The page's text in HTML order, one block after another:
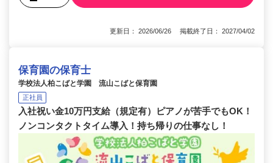
更新日： 2026/06/26 掲載終了日： 2027/04/02
保育園の保育士
学校法人柏こばと学園 流山こばと保育園
正社員
入社祝い金10万円支給（規定有）ピアノが苦手でもOK！
ノンコンタクトタイム導入！持ち帰りの仕事なし！